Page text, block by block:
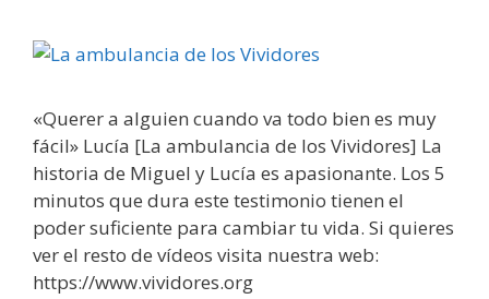
«Querer a alguien cuando va todo bien es muy
fácil» Lucía [La ambulancia de los Vividores] La
historia de Miguel y Lucía es apasionante. Los 5
minutos que dura este testimonio tienen el
poder suficiente para cambiar tu vida. Si quieres
ver el resto de vídeos visita nuestra web:
https://www.vividores.org